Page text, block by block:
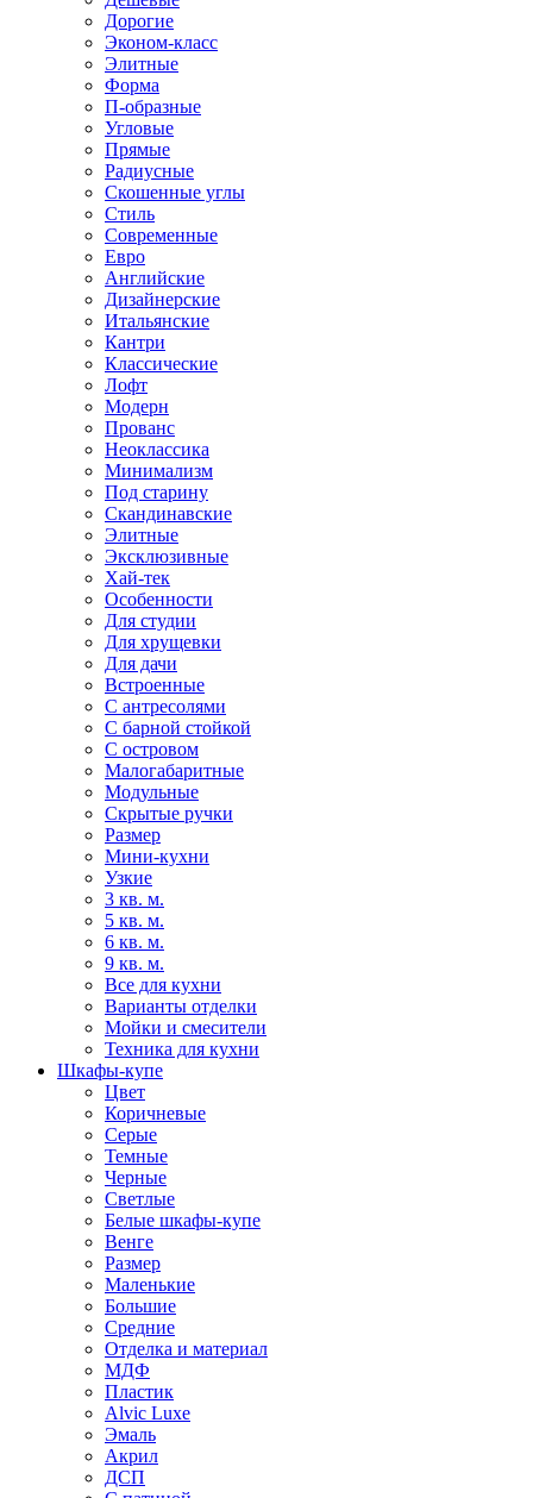
Дорогие
Эконом-класс
Элитные
Форма
П-образные
Угловые
Прямые
Радиусные
Скошенные углы
Стиль
Современные
Евро
Английские
Дизайнерские
Итальянские
Кантри
Классические
Лофт
Модерн
Прованс
Неоклассика
Минимализм
Под старину
Скандинавские
Элитные
Эксклюзивные
Хай-тек
Особенности
Для студии
Для хрущевки
Для дачи
Встроенные
С антресолями
С барной стойкой
С островом
Малогабаритные
Модульные
Скрытые ручки
Размер
Мини-кухни
Узкие
3 кв. м.
5 кв. м.
6 кв. м.
9 кв. м.
Все для кухни
Варианты отделки
Мойки и смесители
Техника для кухни
Шкафы-купе
Цвет
Коричневые
Серые
Темные
Черные
Светлые
Белые шкафы-купе
Венге
Размер
Маленькие
Большие
Средние
Отделка и материал
МДФ
Пластик
Alvic Luxe
Эмаль
Акрил
ДСП